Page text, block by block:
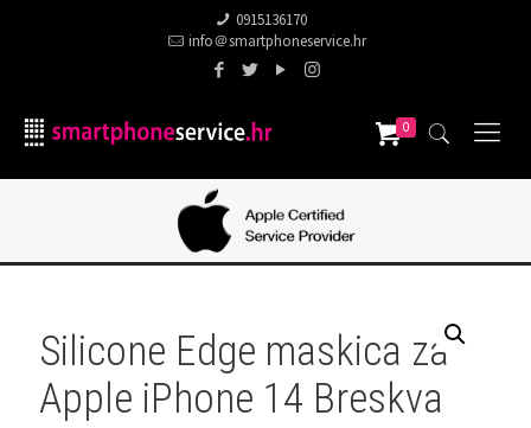
0915136170
info＠smartphoneservice.hr
0
Silicone Edge maskica za
Apple iPhone 14 Breskva